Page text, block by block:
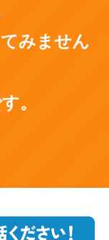
みません
。